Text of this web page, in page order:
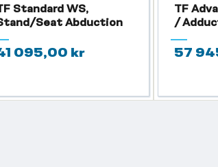
Standard WS,
Seat Abduction
095,00 kr
TF
/
57